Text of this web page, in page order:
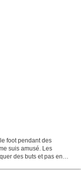
foot pendant des
suis amusé. Les
des buts et pas en